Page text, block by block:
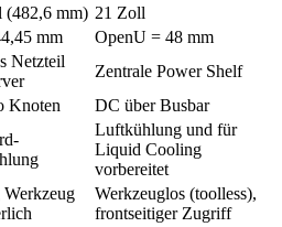
(482,6 mm) 21 Zoll
mm
OpenU = 48 mm
Netzteil
Zentrale Power Shelf
Knoten DC über Busbar
Luftkühlung und für
Liquid Cooling
vorbereitet
Werkzeuglos (toolless),
frontseitiger Zugriff